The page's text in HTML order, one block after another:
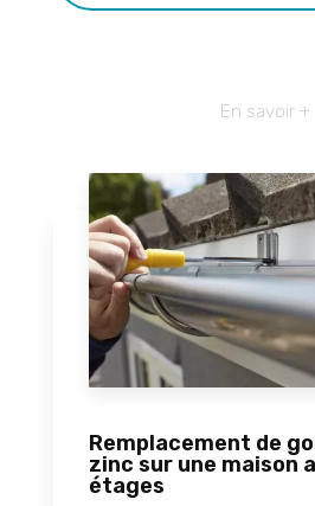
En savoir +
Remplacement de
zinc sur une maison
étages